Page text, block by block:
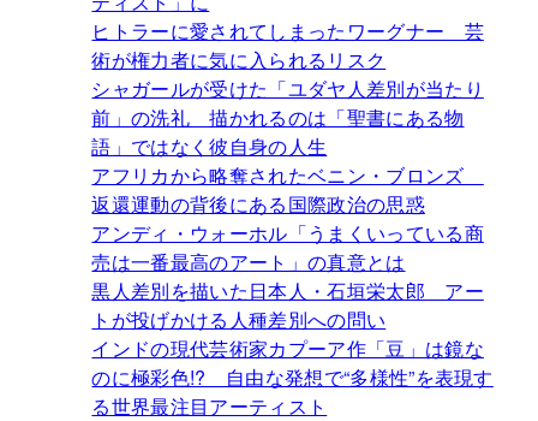
ヒトラーに愛されてしまったワーグナー 芸
術が権力者に気に入られるリスク
シャガールが受けた「ユダヤ人差別が当たり
前」の洗礼 描かれるのは「聖書にある物
語」ではなく彼自身の人生
アフリカから略奪されたベニン・ブロンズ
返還運動の背後にある国際政治の思惑
アンディ・ウォーホル「うまくいっている商
売は一番最高のアート」の真意とは
黒人差別を描いた日本人・石垣栄太郎 アー
トが投げかける人種差別への問い
インドの現代芸術家カプーア作「豆」は鏡な
のに極彩色!? 自由な発想で“多様性”を表現す
る世界最注目アーティスト